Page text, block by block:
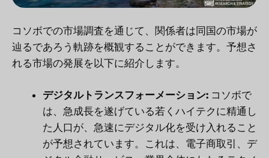
コソボでの市場調査を通じて、関係者は同国の市場が
辿るであろう軌跡を概観することができます。予想さ
れる市場の発展を以下に紹介します。
デジタルトランスフォーメーション: コソボで
は、急成長を遂げている若くハイテクに精通し
た人口が、急速にデジタル化を受け入れること
が予想されています。これは、電子商取引、デ